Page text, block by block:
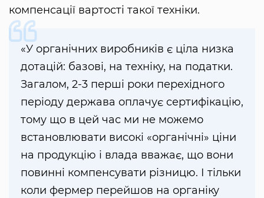
компенсації вартості такої техніки.
«У органічних виробників є ціла низка
дотацій: базові, на техніку, на податки.
Загалом, 2-3 перші роки перехідного
періоду держава оплачує сертифікацію,
тому що в цей час ми не можемо
встановлювати високі «органічні» ціни
на продукцію і влада вважає, що вони
повинні компенсувати різницю. І тільки
коли фермер перейшов на органіку